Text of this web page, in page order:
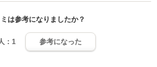
は参考になりましたか？
： 1 参考になった